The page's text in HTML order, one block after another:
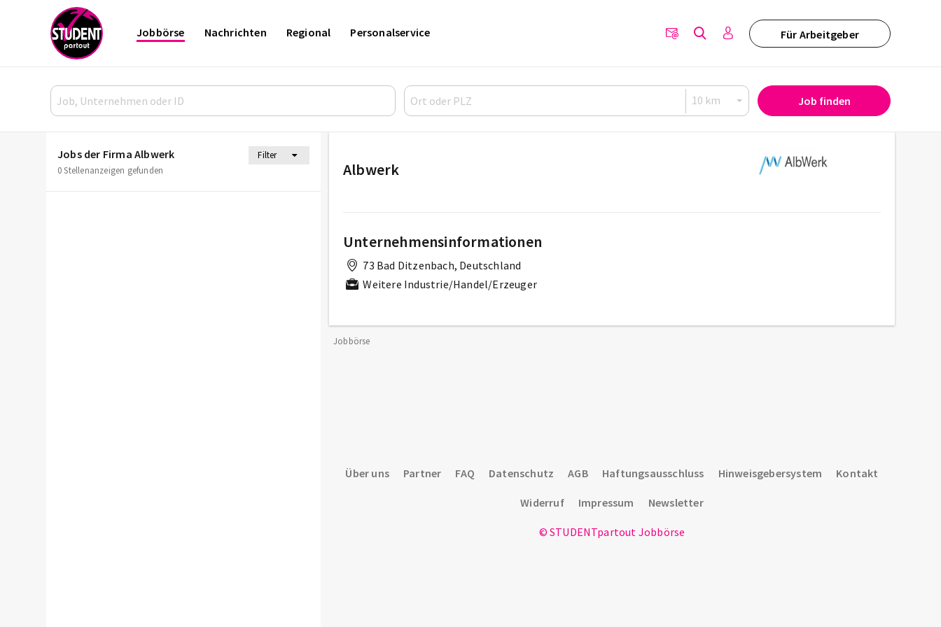
Für Arbeitgeber
Jobbörse Nachrichten Regional Personalservice
Job finden
Jobs der Firma Albwerk
Filter
0 Stellenanzeigen gefunden
Albwerk
Unternehmensinformationen
73 Bad Ditzenbach, Deutschland
Weitere Industrie/Handel/Erzeuger
Jobbörse
Über uns Partner FAQ Datenschutz AGB Haftungsausschluss Hinweisgebersystem Kontakt
Widerruf Impressum Newsletter
© STUDENTpartout Jobbörse